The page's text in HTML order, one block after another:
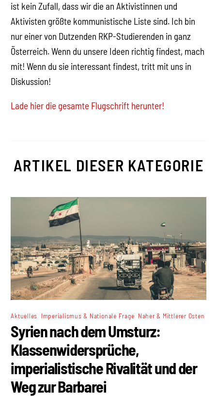
ist kein Zufall, dass wir die an Aktivistinnen und
Aktivisten größte kommunistische Liste sind. Ich bin
nur einer von Dutzenden RKP-Studierenden in ganz
Österreich. Wenn du unsere Ideen richtig findest, mach
mit! Wenn du sie interessant findest, tritt mit uns in
Diskussion!
Lade hier die gesamte Flugschrift herunter!
ARTIKEL DIESER KATEGORIE
Aktuelles Imperialismus & Nationale Frage Naher & Mittlerer Osten
Syrien nach dem Umsturz:
Klassenwidersprüche,
imperialistische Rivalität und der
Weg zur Barbarei